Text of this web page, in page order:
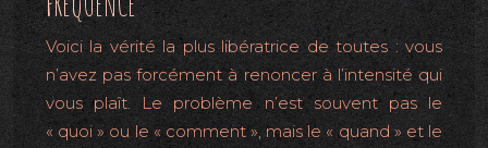
Voici la vérité la plus libératrice de toutes : vous
n’avez pas forcément à renoncer à l’intensité qui
vous plaît. Le problème n’est souvent pas le
« quoi » ou le « comment », mais le « quand » et le